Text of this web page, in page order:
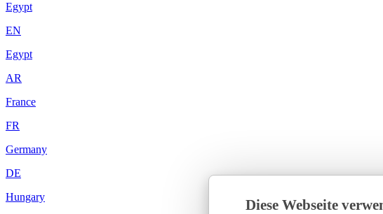
Diese Webseite
Egypt
EN
Egypt
AR
France
FR
Germany
DE
Hungary